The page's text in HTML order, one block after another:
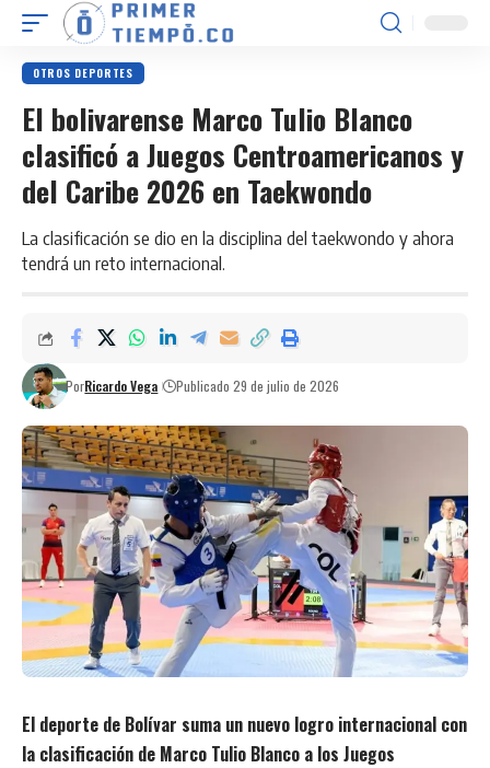
OTROS DEPORTES
El bolivarense Marco Tulio Blanco
clasificó a Juegos Centroamericanos y
del Caribe 2026 en Taekwondo
La clasificación se dio en la disciplina del taekwondo y ahora
tendrá un reto internacional.
PorRicardo Vega Publicado 29 de julio de 2026
El deporte de Bolívar suma un nuevo logro internacional con
la clasificación de Marco Tulio Blanco a los Juegos